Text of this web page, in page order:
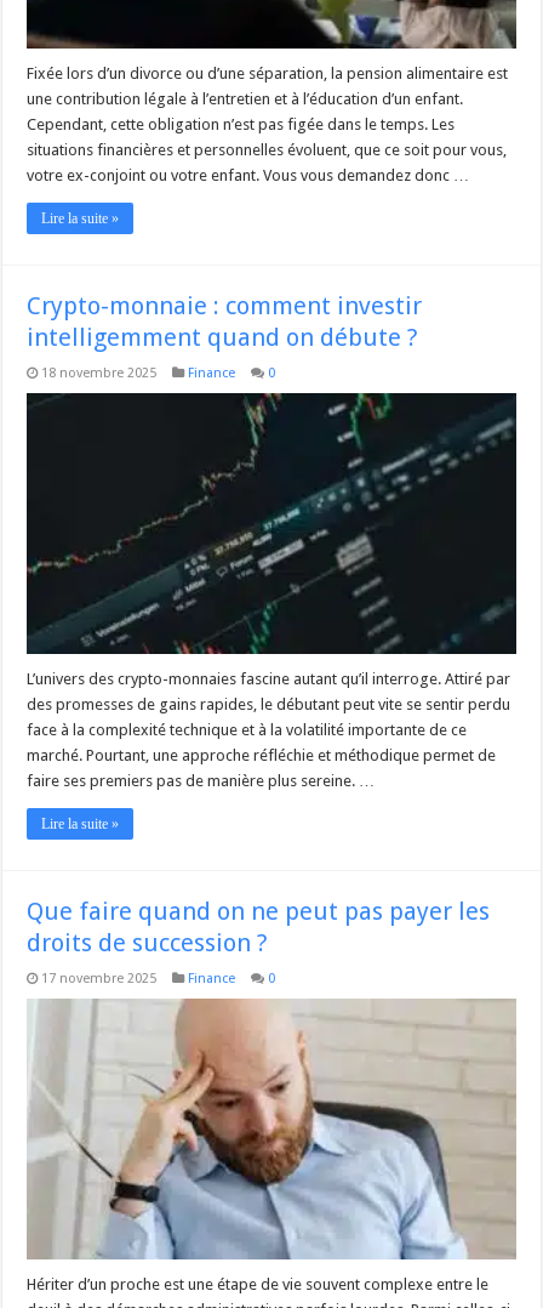
Fixée lors d’un divorce ou d’une séparation, la pension alimentaire est
une contribution légale à l’entretien et à l’éducation d’un enfant.
Cependant, cette obligation n’est pas figée dans le temps. Les
situations financières et personnelles évoluent, que ce soit pour vous,
votre ex-conjoint ou votre enfant. Vous vous demandez donc …
Lire la suite »
Crypto-monnaie : comment investir
intelligemment quand on débute ?
18 novembre 2025 Finance 0
L’univers des crypto-monnaies fascine autant qu’il interroge. Attiré par
des promesses de gains rapides, le débutant peut vite se sentir perdu
face à la complexité technique et à la volatilité importante de ce
marché. Pourtant, une approche réfléchie et méthodique permet de
faire ses premiers pas de manière plus sereine. …
Lire la suite »
Que faire quand on ne peut pas payer les
droits de succession ?
17 novembre 2025 Finance 0
Hériter d’un proche est une étape de vie souvent complexe entre le